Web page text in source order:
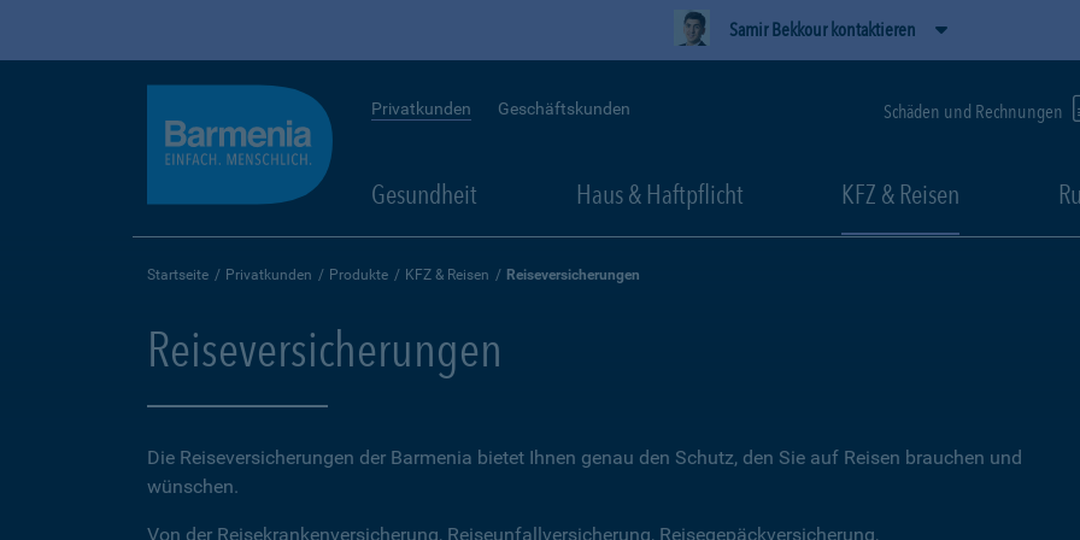
Samir Bekkour kontaktieren
Privatkunden Geschäftskunden Schäden und Rechnungen
Gesundheit Haus & Haftpflicht KFZ & Reisen
Startseite Privatkunden Produkte KFZ & Reisen Reiseversicherungen
Reiseversicherungen
Die Reiseversicherungen der Barmenia bietet Ihnen genau den Schutz, den Sie auf Reisen brauchen und
wünschen.
Von der Reisekrankenversicherung, Reiseunfallversicherung, Reisegepäckversicherung,